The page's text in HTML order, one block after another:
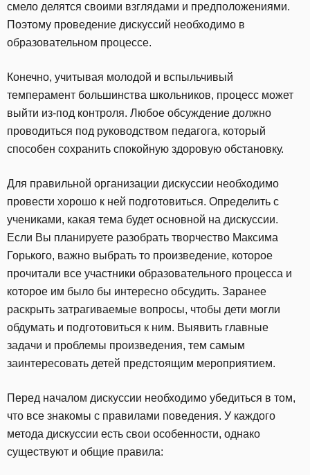
смело делятся своими взглядами и предположениями.
Поэтому проведение дискуссий необходимо в
образовательном процессе.
Конечно, учитывая молодой и вспыльчивый
темперамент большинства школьников, процесс может
выйти из-под контроля. Любое обсуждение должно
проводиться под руководством педагога, который
способен сохранить спокойную здоровую обстановку.
Для правильной организации дискуссии необходимо
провести хорошо к ней подготовиться. Определить с
учениками, какая тема будет основной на дискуссии.
Если Вы планируете разобрать творчество Максима
Горького, важно выбрать то произведение, которое
прочитали все участники образовательного процесса и
которое им было бы интересно обсудить. Заранее
раскрыть затрагиваемые вопросы, чтобы дети могли
обдумать и подготовиться к ним. Выявить главные
задачи и проблемы произведения, тем самым
заинтересовать детей предстоящим мероприятием.
Перед началом дискуссии необходимо убедиться в том,
что все знакомы с правилами поведения. У каждого
метода дискуссии есть свои особенности, однако
существуют и общие правила: